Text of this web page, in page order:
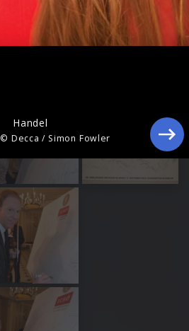
Handel
© Decca / Simon Fowler